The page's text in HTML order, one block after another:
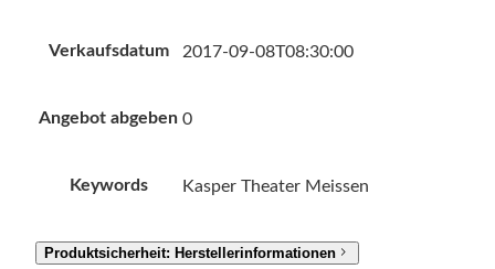
Verkaufsdatum 2017-09-08T08:30:00
Angebot abgeben 0
Keywords Kasper Theater Meissen
Produktsicherheit: Herstellerinformationen